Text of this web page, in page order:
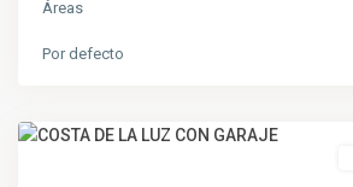
Áreas
Por defecto